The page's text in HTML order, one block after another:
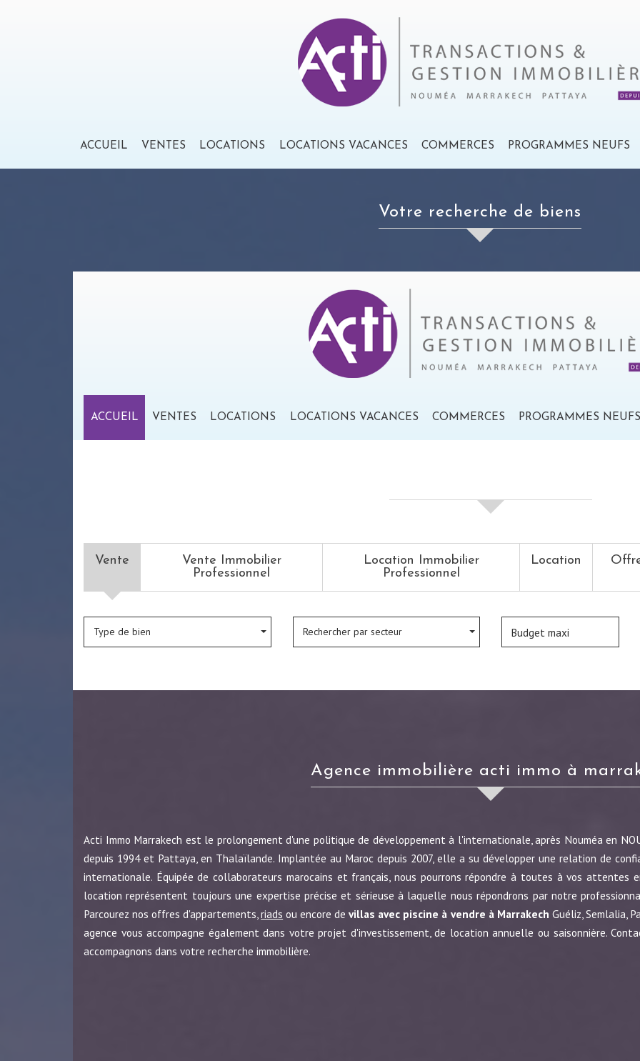
ACCUEIL VENTES LOCATIONS LOCATIONS VACANCES COMMERCES PROGRAMMES NEUFS
votre recherche de biens
ACCUEIL VENTES LOCATIONS LOCATIONS VACANCES COMMERCES PROGRAMMES
Vente
Vente Immobilier
Professionnel
Location Immobilier
Professionnel
Location
Type de bien Rechercher par secteur
agence immobilière acti immo à
Acti Immo Marrakech est le prolongement d'une politique de développement à l'internationale, après Nouméa en
depuis 1994 et Pattaya, en Thalaïlande. Implantée au Maroc depuis 2007, elle a su développer une relation de
internationale. Équipée de collaborateurs marocains et français, nous pourrons répondre à toutes à vos attentes
location représentent toujours une expertise précise et sérieuse à laquelle nous répondrons par notre
Parcourez nos offres d'appartements,riads ou encore devillas avec piscine à vendre à Marrakech Guéliz, Semlalia,
agence vous accompagne également dans votre projet d'investissement, de location annuelle ou saisonnière.
accompagnons dans votre recherche immobilière.